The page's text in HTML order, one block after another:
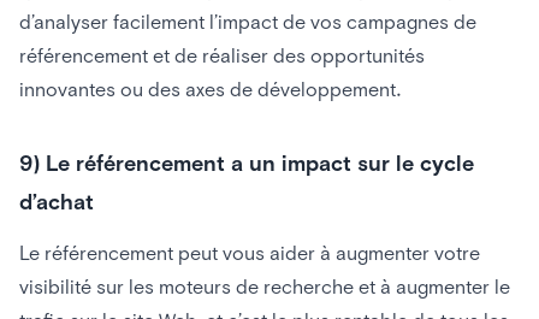
d’analyser facilement l’impact de vos campagnes de
référencement et de réaliser des opportunités
innovantes ou des axes de développement.
9) Le référencement a un impact sur le cycle
d’achat
Le référencement peut vous aider à augmenter votre
visibilité sur les moteurs de recherche et à augmenter le